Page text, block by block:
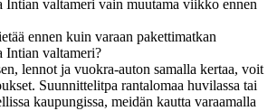
Intian valtameri vain muutama viikko ennen
ennen kuin varaan pakettimatkan
Intian valtameri?
lennot ja vuokra-auton samalla kertaa, voit
Suunnittelitpa rantalomaa huvilassa tai
kaupungissa, meidän kautta varaamalla